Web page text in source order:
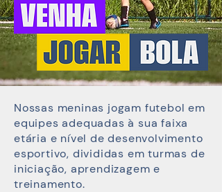
Nossas meninas jogam futebol em
equipes adequadas à sua faixa
etária e nível de desenvolvimento
esportivo, divididas em turmas de
iniciação, aprendizagem e
treinamento.